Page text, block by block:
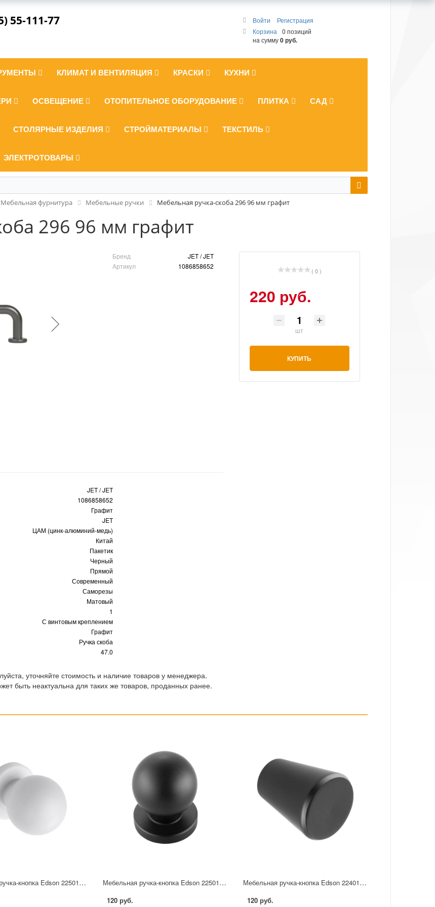
55-111-77 Войти
Регистрация
Корзина
0 позиций
на сумму0 руб.
КЛИМАТ И ВЕНТИЛЯЦИЯ КРАСКИ КУХНИ
ОСВЕЩЕНИЕ ОТОПИТЕЛЬНОЕ ОБОРУДОВАНИЕ ПЛИТКА САД
СТОЛЯРНЫЕ ИЗДЕЛИЯ СТРОЙМАТЕРИАЛЫ ТЕКСТИЛЬ
ЭЛЕКТРОТОВАРЫ
Мебельная фурнитура Мебельные ручки Мебельная ручка-скоба 296 96 мм графит
296 96 мм графит
Бренд
JET / JET
Артикул
1086858652
( 0 )
220 руб.
шт
КУПИТЬ
JET / JET
1086858652
Графит
JET
ЦАМ (цинк-алюминий-медь)
Китай
Пакетик
Черный
Прямой
Современный
Саморезы
Матовый
1
С винтовым креплением
Графит
Ручка скоба
47.0
уточняйте стоимость и наличие товаров у менеджера.
быть неактуальна для таких же товаров, проданных ранее.
Мебельная ручка-кнопка Edson 22501 25 мм белая Мебельная ручка-кнопка Edson 22501 25 мм черная
120 руб.
Мебельная ручка-кнопка Edson 22401 черная
120 руб.